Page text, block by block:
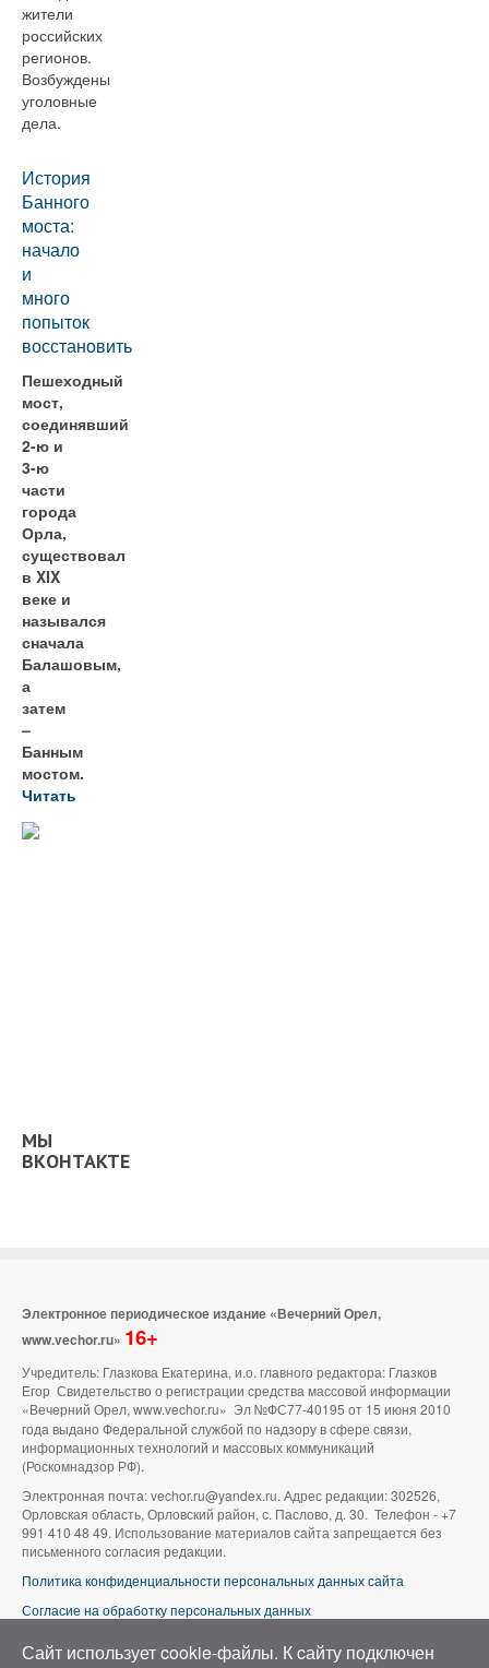
жители
российских
регионов.
Возбуждены
уголовные
дела.
История
Банного
моста:
начало
и
много
попыток
восстановить
Пешеходный
мост,
соединявший
2-ю и
3-ю
части
города
Орла,
существовал
в XIX
веке и
назывался
сначала
Балашовым,
а
затем
–
Банным
мостом.
Читать
МЫ
ВКОНТАКТЕ
Электронное периодическое издание «Вечерний Орел,
www.vechor.ru» 16+
Учредитель: Глазкова Екатерина, и.о. главного редактора: Глазков
Егор Свидетельство о регистрации средства массовой информации
«Вечерний Орел, www.vechor.ru» Эл №ФС77-40195 от 15 июня 2010
года выдано Федеральной службой по надзору в сфере связи,
информационных технологий и массовых коммуникаций
(Роскомнадзор РФ).
Электронная почта: vechor.ru@yandex.ru. Адрес редакции: 302526,
Орловская область, Орловский район, с. Паслово, д. 30. Телефон - +7
991 410 48 49. Использование материалов сайта запрещается без
письменного согласия редакции.
Политика конфиденциальности персональных данных сайта
Согласие на обработку персональных данных
Аэросъемка в Орле»
Сайт использует cookie-файлы. К cайту подключен